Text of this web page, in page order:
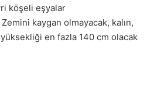
köşeli eşyalar
kaygan olmayacak, kalın,
yüksekliği en fazla 140 cm olacak